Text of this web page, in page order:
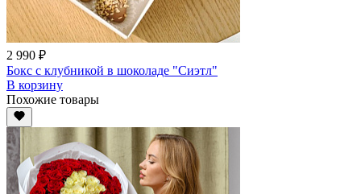
2 990 ₽
Бокс с клубникой в шоколаде "Сиэтл"
В корзину
Похожие товары